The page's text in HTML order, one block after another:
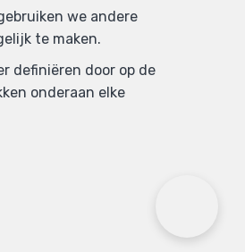
we andere
te maken.
definiëren door op de
onderaan elke